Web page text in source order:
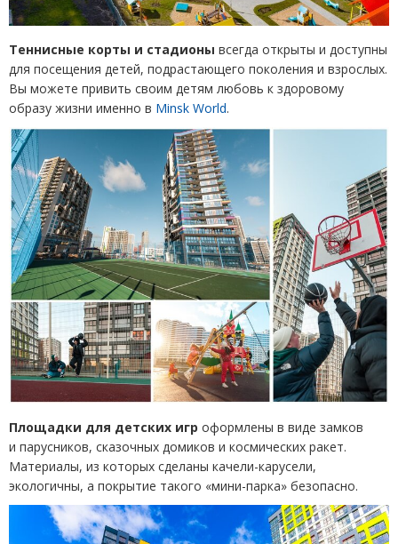
Теннисные корты и стадионы всегда открыты и доступны
для посещения детей, подрастающего поколения и взрослых.
Вы можете привить своим детям любовь к здоровому
образу жизни именно в Minsk World.
Площадки для детских игр оформлены в виде замков
и парусников, сказочных домиков и космических ракет.
Материалы, из которых сделаны качели-карусели,
экологичны, а покрытие такого «мини-парка» безопасно.